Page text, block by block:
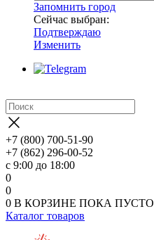
Запомнить город
Сейчас выбран:
Подтверждаю
Изменить
+7 (800) 700-51-90
+7 (862) 296-00-52
с 9:00 до 18:00
0
0
0 В КОРЗИНЕ ПОКА ПУСТО
Каталог товаров